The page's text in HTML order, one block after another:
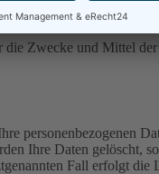
Zwecke und Mittel
personenbezogenen
Ihre Daten gelöscht,
Fall erfolgt